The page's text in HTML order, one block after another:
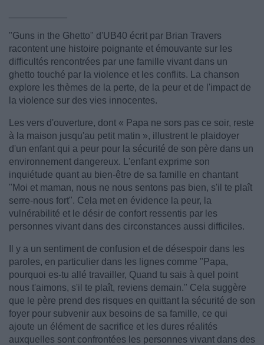
"Guns in the Ghetto" d'UB40 écrit par Brian Travers
racontent une histoire poignante et émouvante sur les
difficultés rencontrées par une famille vivant dans un
ghetto touché par la violence et les conflits. La chanson
explore les thèmes de la perte, de la peur et de l'impact de
la violence sur des vies innocentes.
Les vers d'ouverture, dont « Papa ne sors pas ce soir, reste
à la maison jusqu'au petit matin », illustrent le plaidoyer
d'un enfant qui a peur pour la sécurité de son père dans un
environnement dangereux. L'enfant exprime son
inquiétude quant au bien-être de sa famille en chantant
"Moi et maman, nous ne nous sentons pas bien, s'il te plaît
serre-nous fort". Cela met en évidence la peur, la
vulnérabilité et le désir de confort ressentis par les
personnes vivant dans des circonstances aussi difficiles.
Il y a un sentiment de confusion et de désespoir dans les
paroles, en particulier dans les lignes comme "Papa,
pourquoi es-tu allé travailler, Quand tu sais à quel point
nous t'aimons, s'il te plaît, reviens demain." Cela suggère
que le père prend des risques en quittant la sécurité de son
foyer pour subvenir aux besoins de sa famille, ce qui
ajoute un élément de sacrifice et les dures réalités
auxquelles sont confrontées les personnes vivant dans des